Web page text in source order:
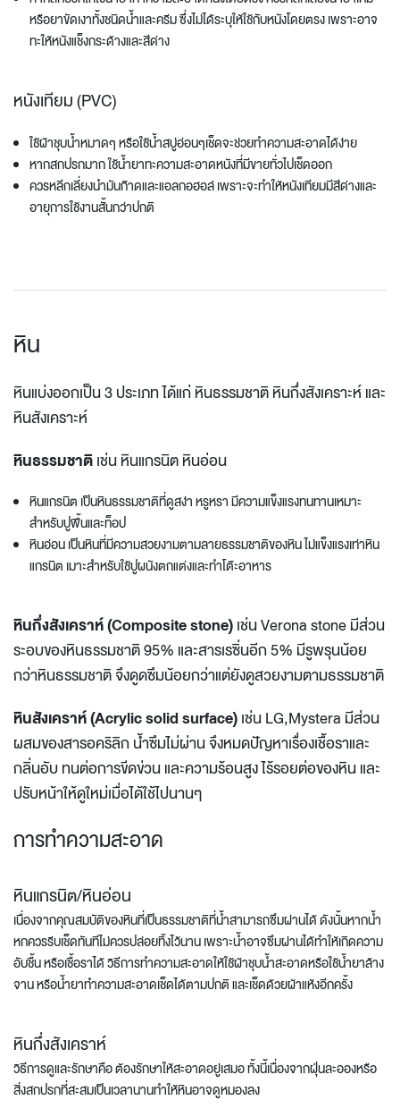
หรือยาขัดเงาทั้งชนิดน้ำและครีม ซึ่งไม่ได้ระบุให้ใช้กับหนังโดยตรง เพราะอาจ
ทะให้หนังแช็งกระด้างและสีด่าง
หนังเทียม (PVC)
ใช้ผ้าชุบน้ำหมาดๆ หรือใช้น้ำสบู่อ่อนๆเช็ดจะช่วยทำความสะอาดได้ง่าย
หากสกปรกมาก ใช้น้ำยาทะความสะอาดหนังที่มีขายทั่วไปเช็ดออก
ควรหลีกเลี่ยงนำมันก๊าดและแอลกอฮอล์ เพราะจะทำให้หนังเทียมมีสีด่างและ
อายุการใช้งานสั้นกว่าปกติ
หิน
หินแบ่งออกเป็น 3 ประเภท ได้แก่ หินธรรมชาติ หินกึ่งสังเคราะห์ และ
หินสังเคราะห์
หินธรรมชาติเช่น หินแกรนิต หินอ่อน
หินแกรนิต เป็นหินธรรมชาติที่ดูสง่า หรูหรา มีความแข็งแรงทนทานเหมาะ
สำหรับปูพื้นและท็อป
หินอ่อน เป็นหินที่มีความสวยงามตามลายธรรมชาติของหิน ไม่แข็งแรงเท่าหิน
แกรนิต เมาะสำหรับใช้ปูผนังตกแต่งและทำโต๊ะอาหาร
หินกึ่งสังเคราห์ (Composite stone)เช่น Verona stone มีส่วน
ระอบของหินธรรมชาติ 95% และสารเรซิ่นอีก 5% มีรูพรุนน้อย
กว่าหินธรรมชาติ จึงดูดซึมน้อยกว่าแต่ยังดูสวยงามตามธรรมชาติ
หินสังเคราห์ (Acrylic solid surface)เช่น LG,Mystera มีส่วน
ผสมของสารอคริลิก น้ำซึมไม่ผ่าน จึงหมดปัญหาเรื่องเชื้อราและ
กลิ่นอับ ทนต่อการขีดข่วน และความร้อนสูง ไร้รอยต่อของหิน และ
ปรับหน้าให้ดูใหม่เมื่อได้ใช้ไปนานๆ
การทำความสะอาด
หินแกรนิต/หินอ่อน
เนื่องจากคุณสมบัติของหินที่เป็นธรรมชาติที่น้ำสามารถซึมผ่านได้ ดังนั้นหากน้ำ
หกควรรีบเช็ดทันทีไม่ควรปล่อยทิ้งไว้นาน เพราะน้ำอาจซึมผ่านได้ทำให้เกิดความ
อับชื้น หรือเชื้อราได้ วิธีการทำความสะอาดให้ใช้ผ้าชุบน้ำสะอาดหรือใช้น้ำยาล้าง
จาน หรือน้ำยาทำความสะอาดเช็ดได้ตามปกติ และเช็ดด้วยผ้าแห้งอีกครั้ง
หินกึ่งสังเคราห์
วิธีการดูและรักษาคือ ต้องรักษาให้สะอาดอยู่เสมอ ทั้งนี้เนื่องจากฝุ่นละอองหรือ
สิ่งสกปรกที่สะสมเป็นเวลานานทำให้หินอาจดูหมองลง